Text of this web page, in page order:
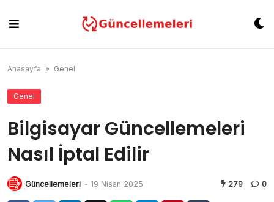
content
Anasayfa » Genel
Genel
Bilgisayar Güncellemeleri
Nasıl İptal Edilir
Güncellemeleri - 19 Nisan 2025 279 0